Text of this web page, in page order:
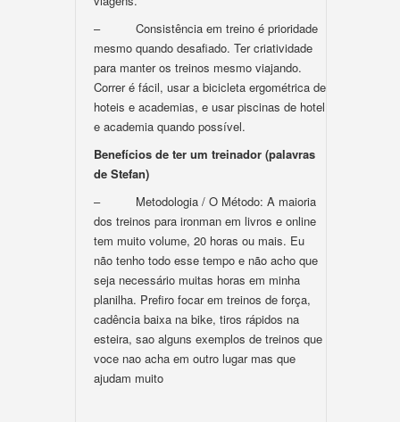
– Consistência em treino é prioridade
mesmo quando desafiado. Ter criatividade
para manter os treinos mesmo viajando.
Correr é fácil, usar a bicicleta ergométrica de
hoteis e academias, e usar piscinas de hotel
e academia quando possível.
Benefícios de ter um treinador (palavras
de Stefan)
– Metodologia / O Método: A maioria
dos treinos para ironman em livros e online
tem muito volume, 20 horas ou mais. Eu
não tenho todo esse tempo e não acho que
seja necessário muitas horas em minha
planilha. Prefiro focar em treinos de força,
cadência baixa na bike, tiros rápidos na
esteira, sao alguns exemplos de treinos que
voce nao acha em outro lugar mas que
ajudam muito